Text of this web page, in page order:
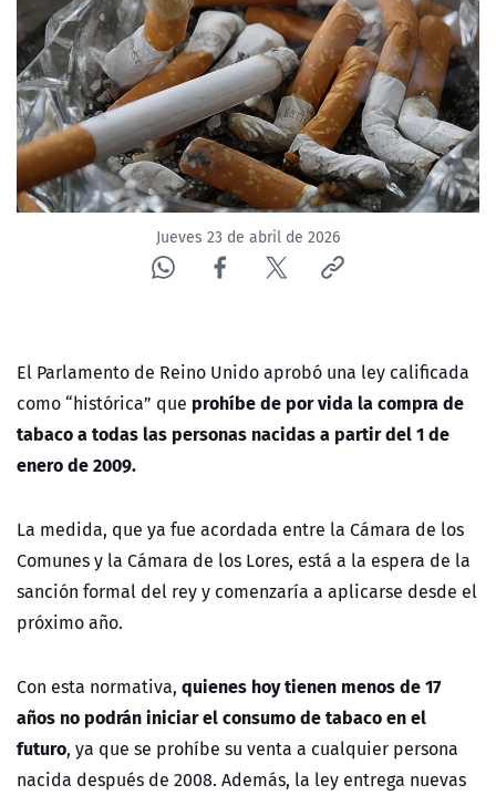
ACTUALIDAD Y TENDENCIAS
CORPORATIVO Y TRANSPARENCIA
CANAL DE DENUNCIAS
ÁREA DE PROYECTOS
Jueves 23 de abril de 2026
El Parlamento de Reino Unidoaprobó una ley calificada
como “histórica” que prohíbe de por vida la compra de
tabaco a todas las personas nacidas a partir del 1 de
enero de 2009.
La medida, que ya fue acordada entre la Cámara de los
Comunes y la Cámara de los Lores, está a la espera de la
sanción formal del rey y comenzaría a aplicarse desde el
próximo año.
Con esta normativa, quienes hoy tienen menos de 17
años no podrán iniciar el consumo de tabaco en el
futuro, ya que se prohíbe su venta a cualquier persona
nacida después de 2008. Además, la ley entrega nuevas